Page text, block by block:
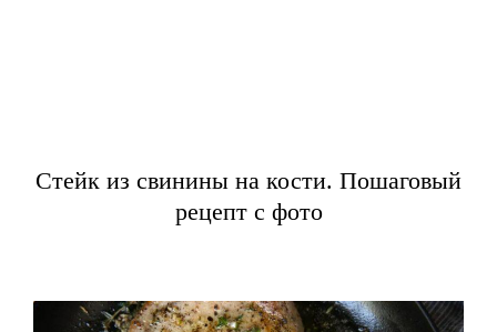
Стейк из свинины на кости. Пошаговый
рецепт с фото